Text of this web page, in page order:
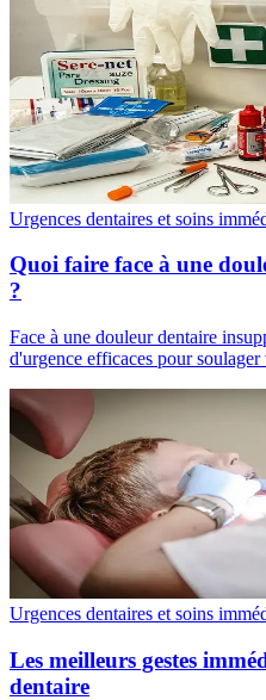
Urgences dentaires et soins
Quoi faire face à une
?
Face à une douleur dentaire
d'urgence efficaces pour
Urgences dentaires et soins
Les meilleurs gestes
dentaire